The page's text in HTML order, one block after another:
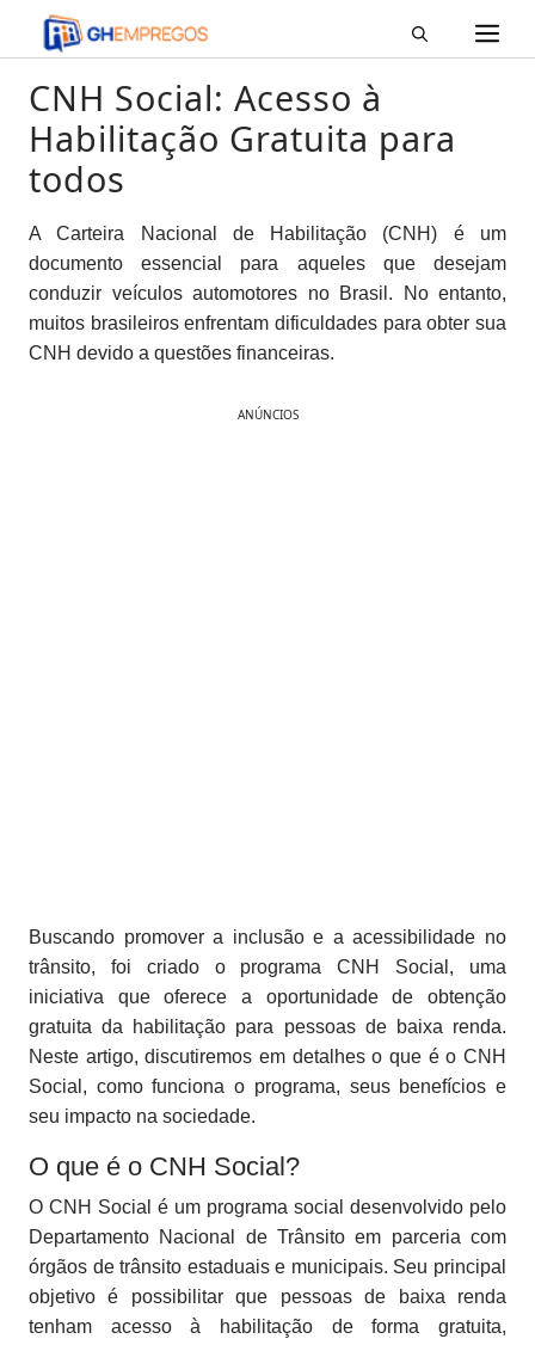
Pular
para
conteúdo
CNH Social: Acesso à
Habilitação Gratuita para
todos
A Carteira Nacional de Habilitação (CNH) é um
documento essencial para aqueles que desejam
conduzir veículos automotores no Brasil. No entanto,
muitos brasileiros enfrentam dificuldades para obter sua
CNH devido a questões financeiras.
ANÚNCIOS
Buscando promover a inclusão e a acessibilidade no
trânsito, foi criado o programa CNH Social, uma
iniciativa que oferece a oportunidade de obtenção
gratuita da habilitação para pessoas de baixa renda.
Neste artigo, discutiremos em detalhes o que é o CNH
Social, como funciona o programa, seus benefícios e
seu impacto na sociedade.
O que é o CNH Social?
O CNH Social é um programa social desenvolvido pelo
Departamento Nacional de Trânsito em parceria com
órgãos de trânsito estaduais e municipais. Seu principal
objetivo é possibilitar que pessoas de baixa renda
tenham acesso à habilitação de forma gratuita,